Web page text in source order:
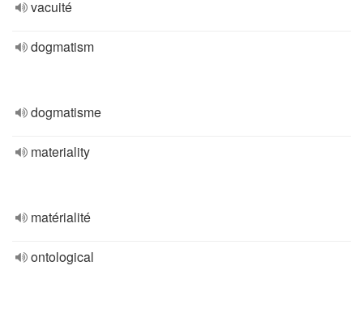
vacuité
dogmatism
dogmatisme
materiality
matérialité
ontological